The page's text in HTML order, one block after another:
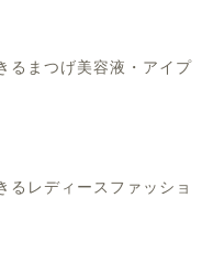
るまつげ美容液・アイプ
るレディースファッショ